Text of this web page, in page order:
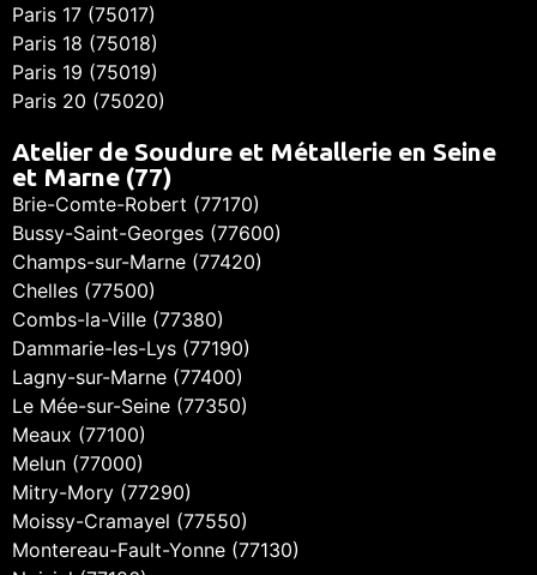
Paris 17 (75017)
Paris 18 (75018)
Paris 19 (75019)
Paris 20 (75020)
Atelier de Soudure et Métallerie en Seine
et Marne (77)
Brie-Comte-Robert (77170)
Bussy-Saint-Georges (77600)
Champs-sur-Marne (77420)
Chelles (77500)
Combs-la-Ville (77380)
Dammarie-les-Lys (77190)
Lagny-sur-Marne (77400)
Le Mée-sur-Seine (77350)
Meaux (77100)
Melun (77000)
Mitry-Mory (77290)
Moissy-Cramayel (77550)
Montereau-Fault-Yonne (77130)